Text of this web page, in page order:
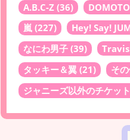
A.B.C-Z (36) DOMOTO
嵐 (227) Hey! Say!
なにわ男子 (39)
タッキー＆翼 (21) そ
ジャニーズ以外のチケット